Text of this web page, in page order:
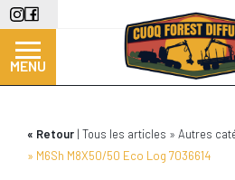
Aller
au
contenu
principal
MENU
Retour Tous les articles Autres
M6Sh M8X50/50 Eco Log 7036614